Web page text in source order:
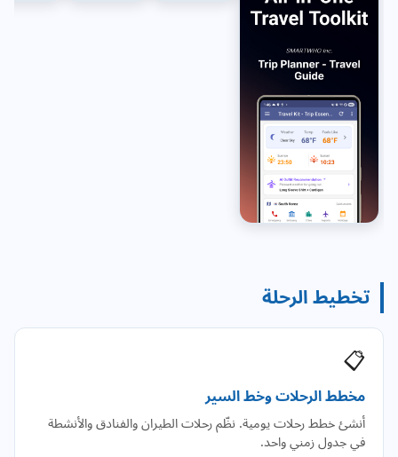
تخطيط الرحلة
📋
مخطط الرحلات وخط السير
أنشئ خطط رحلات يومية. نظّم رحلات الطيران والفنادق والأنشطة
في جدول زمني واحد.